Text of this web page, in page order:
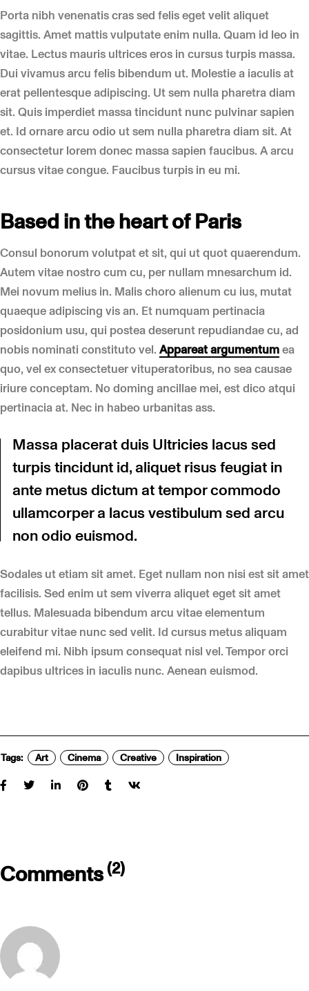
Porta nibh venenatis cras sed felis eget velit aliquet
sagittis. Amet mattis vulputate enim nulla. Quam id leo in
vitae. Lectus mauris ultrices eros in cursus turpis massa.
Dui vivamus arcu felis bibendum ut. Molestie a iaculis at
erat pellentesque adipiscing. Ut sem nulla pharetra diam
sit. Quis imperdiet massa tincidunt nunc pulvinar sapien
et. Id ornare arcu odio ut sem nulla pharetra diam sit. At
consectetur lorem donec massa sapien faucibus. A arcu
cursus vitae congue. Faucibus turpis in eu mi.
Based in the heart of Paris
Consul bonorum volutpat et sit, qui ut quot quaerendum.
Autem vitae nostro cum cu, per nullam mnesarchum id.
Mei novum melius in. Malis choro alienum cu ius, mutat
quaeque adipiscing vis an. Et numquam pertinacia
posidonium usu, qui postea deserunt repudiandae cu, ad
nobis nominati constituto vel. Appareat argumentumea
quo, vel ex consectetuer vituperatoribus, no sea causae
iriure conceptam. No doming ancillae mei, est dico atqui
pertinacia at. Nec in habeo urbanitas ass.
Massa placerat duis Ultricies lacus sed
turpis tincidunt id, aliquet risus feugiat in
ante metus dictum at tempor commodo
ullamcorper a lacus vestibulum sed arcu
non odio euismod.
Sodales ut etiam sit amet. Eget nullam non nisi est sit amet
facilisis. Sed enim ut sem viverra aliquet eget sit amet
tellus. Malesuada bibendum arcu vitae elementum
curabitur vitae nunc sed velit. Id cursus metus aliquam
eleifend mi. Nibh ipsum consequat nisl vel. Tempor orci
dapibus ultrices in iaculis nunc. Aenean euismod.
Tags: Art Cinema Creative Inspiration
Comments(2)